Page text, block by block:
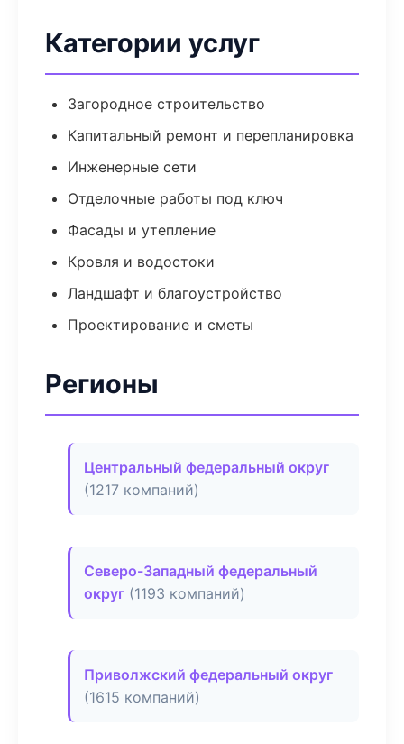
Категории услуг
Загородное строительство
Капитальный ремонт и перепланировка
Инженерные сети
Отделочные работы под ключ
Фасады и утепление
Кровля и водостоки
Ландшафт и благоустройство
Проектирование и сметы
Регионы
Центральный федеральный округ
(1217 компаний)
Северо-Западный федеральный
округ (1193 компаний)
Приволжский федеральный округ
(1615 компаний)